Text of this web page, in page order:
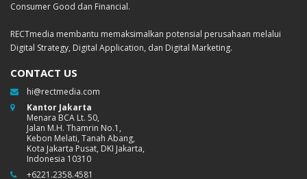
Consumer Good dan Financial.
RECTmedia membantu memaksimalkan potensial perusahaan melalui
Digital Strategy, Digital Application, dan Digital Marketing.
CONTACT US
hi@rectmedia.com
Kantor Jakarta
Menara BCA Lt. 50,
Jalan M.H. Thamrin No.1,
Kebon Melati, Tanah Abang,
Kota Jakarta Pusat, DKI Jakarta,
Indonesia 10310
+6221.2358.4581